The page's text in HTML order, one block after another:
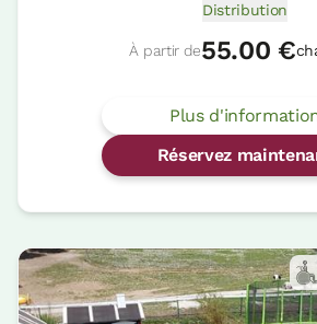
Distribution
À partir de55.00 €
Plus
Réservez